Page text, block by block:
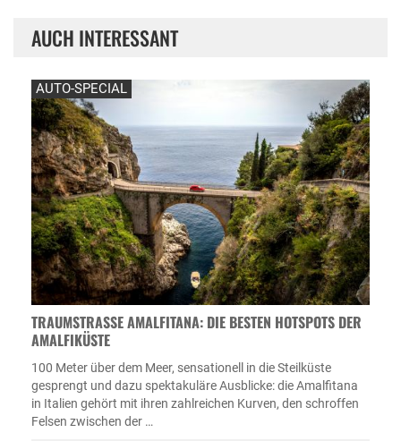
AUCH INTERESSANT
AUTO-SPECIAL
TRAUMSTRASSE AMALFITANA: DIE BESTEN HOTSPOTS DER A
MALFIKÜSTE
100 Meter über dem Meer, sensationell in die Steilküste
gesprengt und dazu spektakuläre Ausblicke: die Amalfitana
in Italien gehört mit ihren zahlreichen Kurven, den schroffen
Felsen zwischen der …